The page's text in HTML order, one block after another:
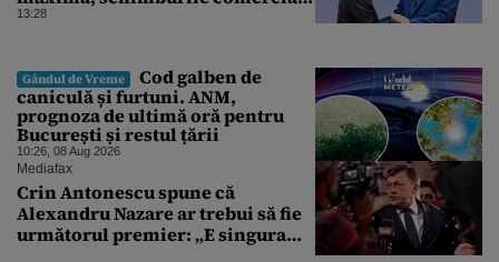
ating niveluri record
13:28
Gândul de Vreme
Cod galben de
caniculă și furtuni. ANM,
prognoza de ultimă oră pentru
București și restul țării
10:26, 08 Aug 2026
Mediafax
Crin Antonescu spune că
Alexandru Nazare ar trebui să fie
următorul premier: „E singura